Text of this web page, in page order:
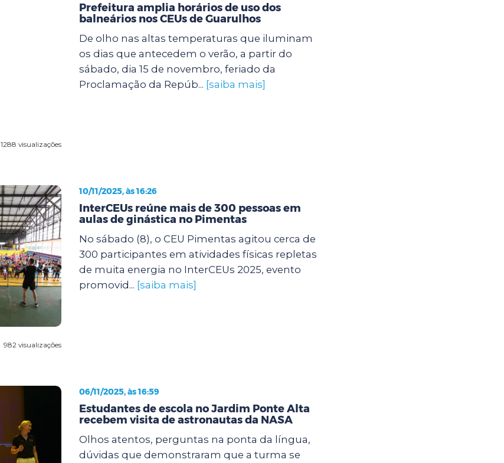
1288 visualizações
Prefeitura amplia horários de uso dos
balneários nos CEUs de Guarulhos
De olho nas altas temperaturas que iluminam
os dias que antecedem o verão, a partir do
sábado, dia 15 de novembro, feriado da
Proclamação da Repúb... [saiba mais]
982 visualizações
10/11/2025, às 16:26
InterCEUs reúne mais de 300 pessoas em
aulas de ginástica no Pimentas
No sábado (8), o CEU Pimentas agitou cerca de
300 participantes em atividades físicas repletas
de muita energia no InterCEUs 2025, evento
promovid... [saiba mais]
06/11/2025, às 16:59
Estudantes de escola no Jardim Ponte Alta
recebem visita de astronautas da NASA
Olhos atentos, perguntas na ponta da língua,
dúvidas que demonstraram que a turma se